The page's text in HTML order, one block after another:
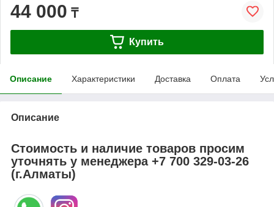
44 000 ₸
Купить
Описание Характеристики Доставка Оплата
Описание
Стоимость и наличие товаров просим
уточнять у менеджера+7 700 329-03-26
(г.Алматы)